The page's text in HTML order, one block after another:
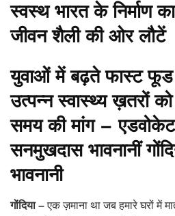
स्वस्थ भारत के निर्माण
जीवन शैली की ओर लौटें
युवाओं में बढ़ते फास्ट
उत्पन्न स्वास्थ्य ख़तरों
समय की मांग –
सनमुखदास भावनानीं
भावनानी
गोंदिया –एक ज़माना था जब हमारे घरों में